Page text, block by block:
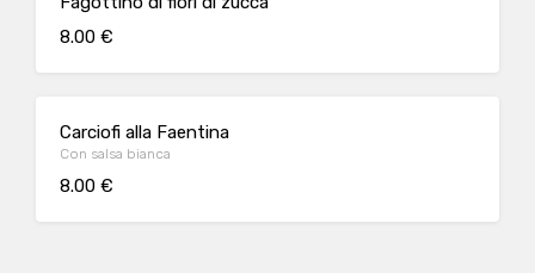
8.00 €
Carciofi alla Faentina
Con salsa bianca
8.00 €